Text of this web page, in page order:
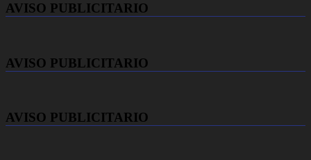
AVISO PUBLICITARIO
AVISO PUBLICITARIO
AVISO PUBLICITARIO